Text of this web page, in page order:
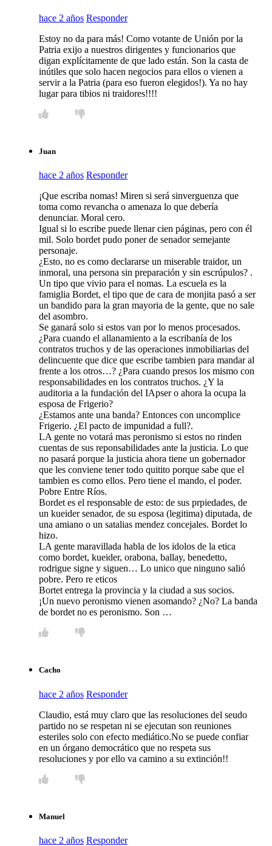
hace 2 años Responder
Estoy no da para más! Como votante de Unión por la
Patria exijo a nuestros dirigentes y funcionarios que
digan explícitamente de que lado están. Son la casta de
inútiles que solo hacen negocios para ellos o vienen a
servir a la Patria (para eso fueron elegidos!). Ya no hay
lugar para tibios ni traidores!!!!
Juan
hace 2 años Responder
¡Que escriba nomas! Miren si será sinverguenza que
toma como revancha o amenaza lo que debería
denunciar. Moral cero.
Igual si lo escribe puede llenar cien páginas, pero con él
mil. Solo bordet pudo poner de senador semejante
personaje.
¿Esto, no es como declararse un miserable traidor, un
inmoral, una persona sin preparación y sin escrúpulos? .
Un tipo que vivio para el nomas. La escuela es la
famiglia Bordet, el tipo que de cara de monjita pasó a ser
un bandido para la gran mayoria de la gente, que no sale
del asombro.
Se ganará solo si estos van por lo menos procesados.
¿Para cuando el allanamiento a la escribanía de los
contratos truchos y de las operaciones inmobiliarias del
delincuente que dice que escribe tambien para mandar al
frente a los otros…? ¿Para cuando presos los mismo con
responsabilidades en los contratos truchos. ¿Y la
auditoria a la fundación del IApser o ahora la ocupa la
esposa de Frigerio?
¿Estamos ante una banda? Entonces con uncomplice
Frigerio. ¿El pacto de impunidad a full?.
LA gente no votará mas peronismo si estos no rinden
cuentas de sus reponsabilidades ante la justicia. Lo que
no pasará porque la justicia ahora tiene un gobernador
que les conviene tener todo quitito porque sabe que el
tambien es como ellos. Pero tiene el mando, el poder.
Pobre Entre Ríos.
Bordet es el responsable de esto: de sus prpiedades, de
un kueider senador, de su esposa (legitima) diputada, de
una amiano o un satalias mendez concejales. Bordet lo
hizo.
LA gente maravillada habla de los idolos de la etica
como bordet, kueider, orabona, ballay, benedetto,
rodrigue signe y siguen… Lo unico que ninguno salió
pobre. Pero re eticos
Bortet entrega la provincia y la ciudad a sus socios.
¡Un nuevo peronismo vienen asomando? ¿No? La banda
de bordet no es peronismo. Son …
Cacho
hace 2 años Responder
Claudio, está muy claro que las resoluciones del seudo
partido no se respetan ni se ejecutan son reuniones
esteriles solo con efecto mediático.No se puede confiar
en un órgano democrático que no respeta sus
resoluciones y por ello va camino a su extinción!!
Manuel
hace 2 años Responder